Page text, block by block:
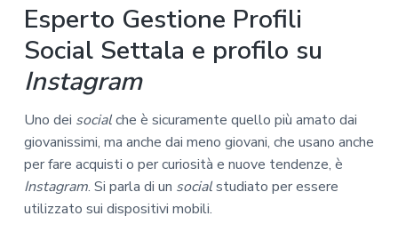
Esperto Gestione Profili
Social Settala e profilo su
Instagram
Uno dei socialche è sicuramente quello più amato dai
giovanissimi, ma anche dai meno giovani, che usano anche
per fare acquisti o per curiosità e nuove tendenze, è
Instagram. Si parla di un socialstudiato per essere
utilizzato sui dispositivi mobili.